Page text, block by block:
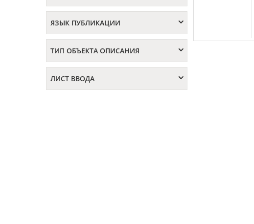
ЯЗЫК ПУБЛИКАЦИИ
ТИП ОБЪЕКТА ОПИСАНИЯ
ЛИСТ ВВОДА